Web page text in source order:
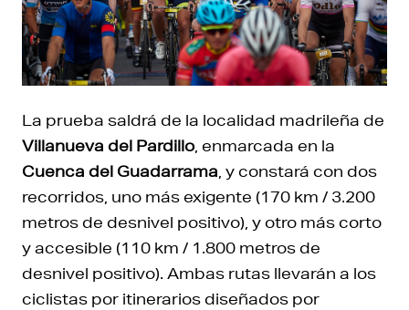
La prueba saldrá de la localidad madrileña de
Villanueva del Pardillo, enmarcada en la
Cuenca del Guadarrama, y constará con dos
recorridos, uno más exigente (170 km / 3.200
metros de desnivel positivo), y otro más corto
y accesible (110 km / 1.800 metros de
desnivel positivo). Ambas rutas llevarán a los
ciclistas por itinerarios diseñados por